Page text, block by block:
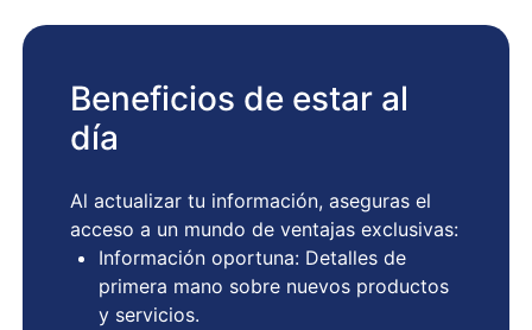
Beneficios de estar al
día
Al actualizar tu información, aseguras el
acceso a un mundo de ventajas exclusivas:
Información oportuna: Detalles de
primera mano sobre nuevos productos
y servicios.